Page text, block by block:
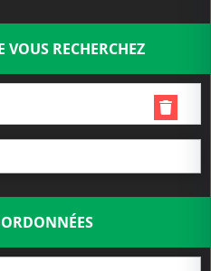
VOUS RECHERCHEZ